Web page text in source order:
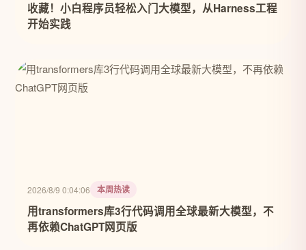
收藏！小白程序员轻松入门大模型，从Harness工程
开始实践
2026/8/9 0:04:06 本周热读
用transformers库3行代码调用全球最新大模型，不
再依赖ChatGPT网页版